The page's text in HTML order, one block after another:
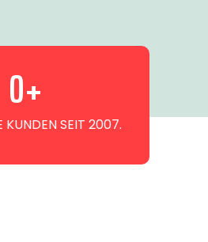
KUNDEN SEIT 2007.
0+